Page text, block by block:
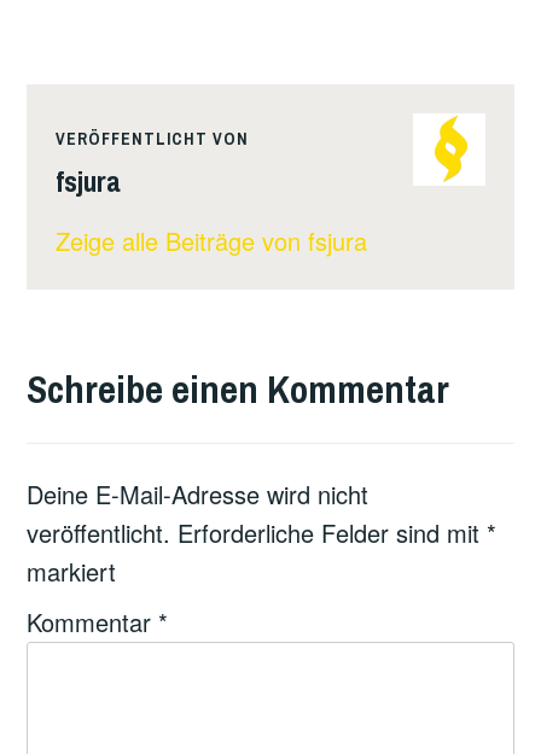
VERÖFFENTLICHT VON
fsjura
Zeige alle Beiträge von fsjura
Schreibe einen Kommentar
Deine E-Mail-Adresse wird nicht
veröffentlicht. Erforderliche Felder sind mit *
markiert
Kommentar *